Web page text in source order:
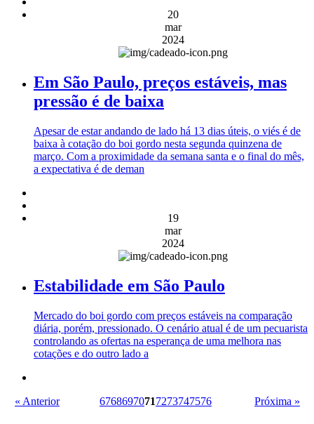
20
mar
2024
Em São Paulo, preços estáveis, mas
pressão é de baixa
Apesar de estar andando de lado há 13 dias úteis, o viés é de
baixa à cotação do boi gordo nesta segunda quinzena de
março. Com a proximidade da semana santa e o final do mês,
a expectativa é de deman
19
mar
2024
Estabilidade em São Paulo
Mercado do boi gordo com preços estáveis na comparação
diária, porém, pressionado. O cenário atual é de um pecuarista
controlando as ofertas na esperança de uma melhora nas
cotações e do outro lado a
« Anterior 67686970717273747576 Próxima »